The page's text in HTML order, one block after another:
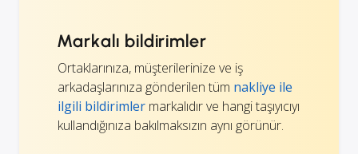
Markalı bildirimler
Ortaklarınıza, müşterilerinize ve iş
arkadaşlarınıza gönderilen tüm nakliye ile
ilgili bildirimler markalıdır ve hangi taşıyıcıyı
kullandığınıza bakılmaksızın aynı görünür.